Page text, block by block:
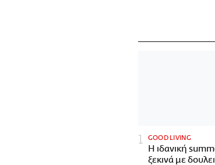
GOOD LIVING
Η ιδανική
ξεκινά με